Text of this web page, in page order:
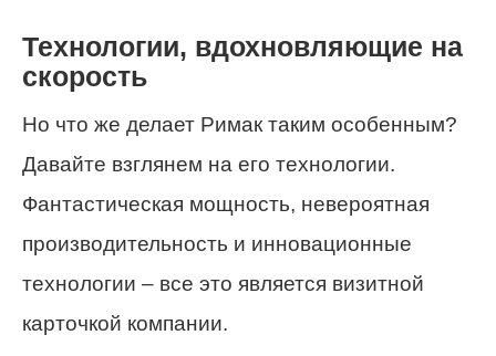
Технологии, вдохновляющие на
скорость
Но что же делает Римак таким особенным?
Давайте взглянем на его технологии.
Фантастическая мощность, невероятная
производительность и инновационные
технологии – все это является визитной
карточкой компании.